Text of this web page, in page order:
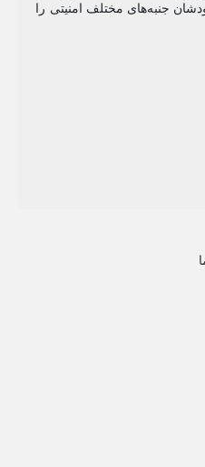
جنبه‌های مختلف امنیتی را